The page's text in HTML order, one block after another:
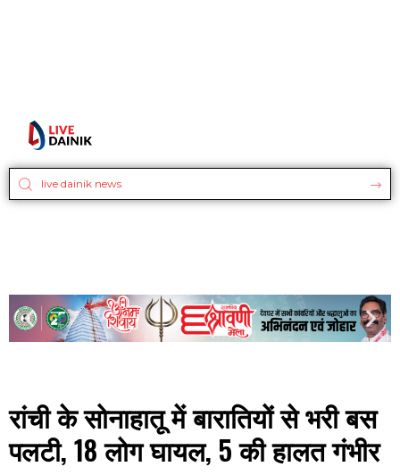
रांची के सोनाहातू में बारातियों से भरी बस
पलटी, 18 लोग घायल, 5 की हालत गंभीर